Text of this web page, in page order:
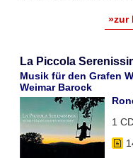
»zur
La Piccola
Musik für den Grafen
Weimar Barock
1